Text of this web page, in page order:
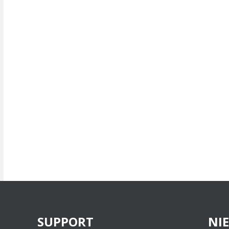
SUPPORT